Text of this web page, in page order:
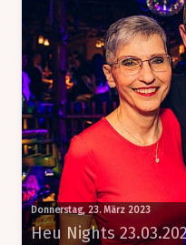
Donnerstag, 23. März 2023
Heu Nights